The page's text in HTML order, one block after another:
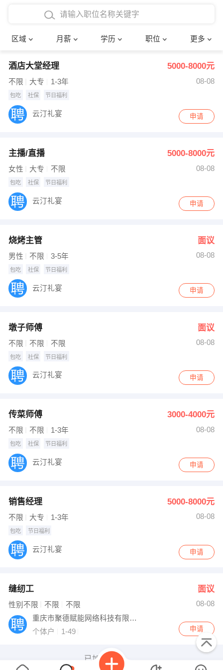
区域 月薪 学历 职位 更多
4000-5000元
8000-12000元
12000-20000元
其他
博士
文员 护士
财务会计
超市零售
快递员
收银员
水电/机修
出纳
编辑
保洁
其他职位
确定
酒店大堂经理 5000-8000元
不限 大专 1-3年 08-08
包吃 社保 节日福利
云汀礼宴 申请
主播/直播 5000-8000元
女性 大专 不限 08-08
包吃 社保 节日福利
云汀礼宴 申请
烧烤主管 面议
男性 不限 3-5年 08-08
包吃 社保 节日福利
云汀礼宴 申请
墩子师傅 面议
不限 不限 不限 08-08
包吃 社保 节日福利
云汀礼宴 申请
传菜师傅 3000-4000元
不限 不限 1-3年 08-08
包吃 社保 节日福利
云汀礼宴 申请
销售经理 5000-8000元
不限 大专 1-3年 08-08
包吃 节日福利
云汀礼宴 申请
缝纫工 面议
性别不限 不限 不限
08-08
重庆市聚德赋能网络科技有限公司
个体户
1-49 申请
已加载完成